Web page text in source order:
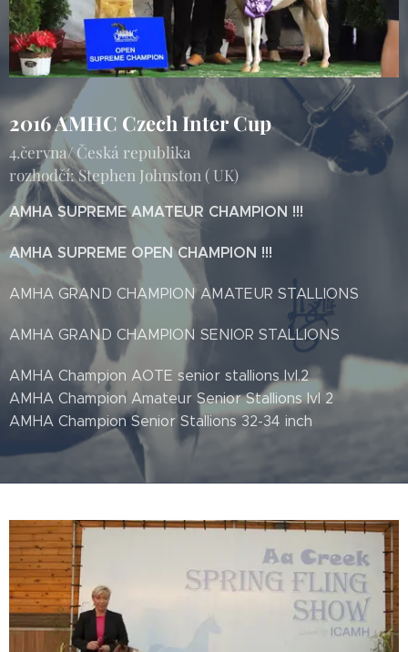
2016 AMHC Czech Inter Cup
4.června/ Česká republika
rozhodčí: Stephen Johnston ( UK)
AMHA SUPREME AMATEUR CHAMPION !!!
AMHA SUPREME OPEN CHAMPION !!!
AMHA GRAND CHAMPION AMATEUR STALLIONS
AMHA GRAND CHAMPION SENIOR STALLIONS
AMHA Champion AOTE senior stallions lvl.2
AMHA Champion Amateur Senior Stallions lvl 2
AMHA Champion Senior Stallions 32-34 inch